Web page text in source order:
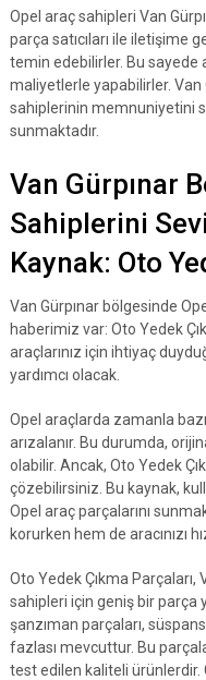
Opel araç sahipleri Van
parça satıcıları ile iletişime
temin edebilirler. Bu sayede
maliyetlerle yapabilirler. Van
sahiplerinin memnuniyetini
sunmaktadır.
Van Gürpınar
Sahiplerini
Kaynak: Oto
Van Gürpınar bölgesinde
haberimiz var: Oto Yedek
araçlarınız için ihtiyaç
yardımcı olacak.
Opel araçlarda zamanla
arızalanır. Bu durumda,
olabilir. Ancak, Oto Yedek
çözebilirsiniz. Bu kaynak,
Opel araç parçalarını
korurken hem de aracınızı
Oto Yedek Çıkma
sahipleri için geniş bir parça
şanzıman parçaları,
fazlası mevcuttur. Bu
test edilen kaliteli ürünlerdir.